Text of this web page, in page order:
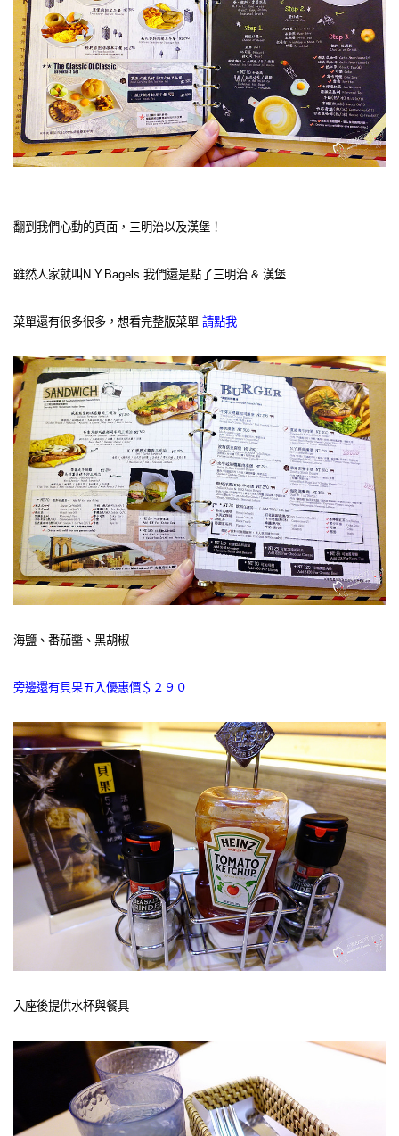
翻到我們心動的頁面，三明治以及漢堡！
雖然人家就叫N.Y.Bagels 我們還是點了三明治 & 漢堡
菜單還有很多很多，想看完整版菜單 請點我
海鹽、番茄醬、黑胡椒
旁邊還有貝果五入優惠價＄２９０
入座後提供水杯與餐具